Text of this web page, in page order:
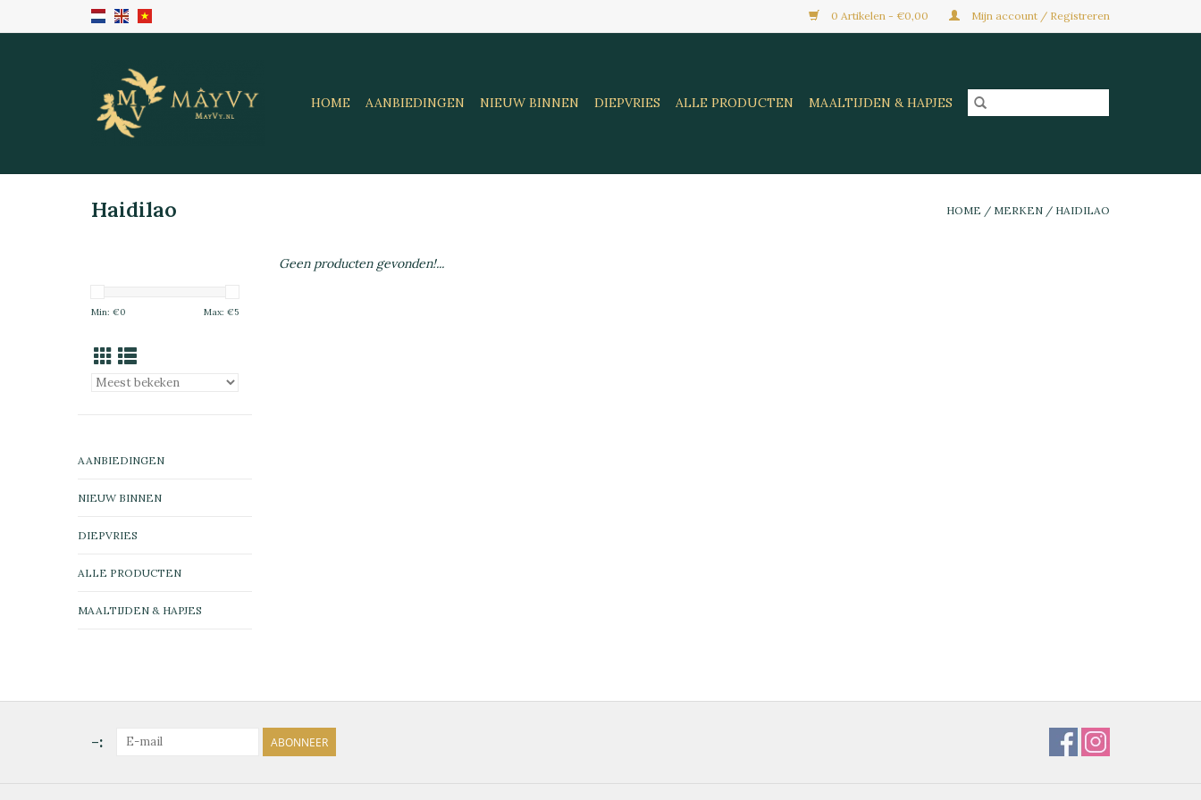
0 Artikelen - €0,00 Mijn account / Registreren
HOME AANBIEDINGEN NIEUW BINNEN DIEPVRIES ALLE PRODUCTEN MAALTIJDEN & HAPJES
Haidilao HOME / MERKEN / HAIDILAO
Min: €0 Max: €5
AANBIEDINGEN
NIEUW BINNEN
DIEPVRIES
ALLE PRODUCTEN
MAALTIJDEN & HAPJES
Geen producten gevonden!...
-: ABONNEER